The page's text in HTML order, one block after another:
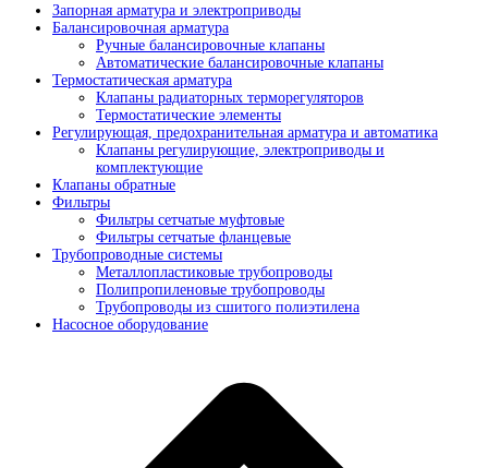
Запорная арматура и электроприводы
Балансировочная арматура
Ручные балансировочные клапаны
Автоматические балансировочные клапаны
Термостатическая арматура
Клапаны радиаторных терморегуляторов
Термостатические элементы
Регулирующая, предохранительная арматура и автоматика
Клапаны регулирующие, электроприводы и
комплектующие
Клапаны обратные
Фильтры
Фильтры сетчатые муфтовые
Фильтры сетчатые фланцевые
Трубопроводные системы
Металлопластиковые трубопроводы
Полипропиленовые трубопроводы
Трубопроводы из сшитого полиэтилена
Насосное оборудование